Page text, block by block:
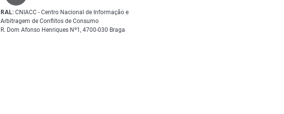
RAL:CNIACC - Centro Nacional de Informação e
Arbitragem de Conflitos de Consumo
R. Dom Afonso Henriques Nº1, 4700-030 Braga